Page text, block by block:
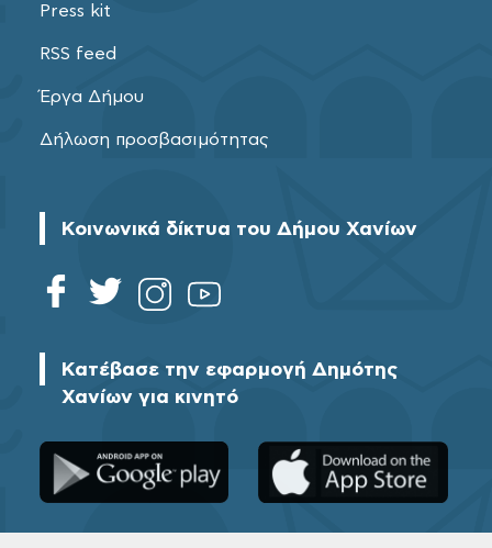
Press kit
RSS feed
Έργα Δήμου
Δήλωση προσβασιμότητας
Κοινωνικά δίκτυα του Δήμου Χανίων
Κατέβασε την εφαρμογή Δημότης
Χανίων για κινητό